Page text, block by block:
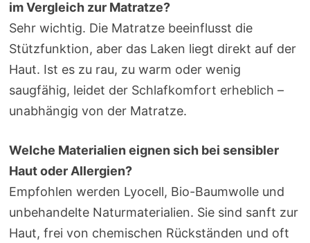
im Vergleich zur Matratze?
Sehr wichtig. Die Matratze beeinflusst die
Stützfunktion, aber das Laken liegt direkt auf der
Haut. Ist es zu rau, zu warm oder wenig
saugfähig, leidet der Schlafkomfort erheblich –
unabhängig von der Matratze.
Welche Materialien eignen sich bei sensibler
Haut oder Allergien?
Empfohlen werden Lyocell, Bio-Baumwolle und
unbehandelte Naturmaterialien. Sie sind sanft zur
Haut, frei von chemischen Rückständen und oft